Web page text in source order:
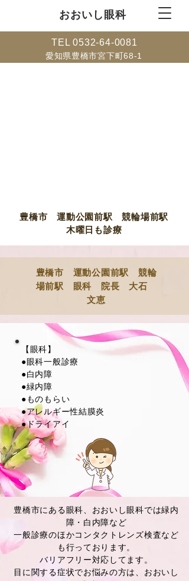
TEL0532-64-0081
愛知県豊橋市宮下町68-1
​おおいし眼科
豊橋市 運動公園前駅 競輪場前駅
​木曜日も診療
豊橋市 運動公園前駅 競輪
場前駅 眼科 院長 大石
文恵
【眼科】
●眼科一般診療
●白内障
●緑内障
●ものもらい
●アレルギー性結膜炎
●ドライアイ
豊橋市にある眼科、おおいし眼科では緑内
障・白内障など
一般診療のほかコンタクトレンズ検査など
も行っております。
バリアフリー対応してます。
目に関する症状でお悩みの方は、おおいし